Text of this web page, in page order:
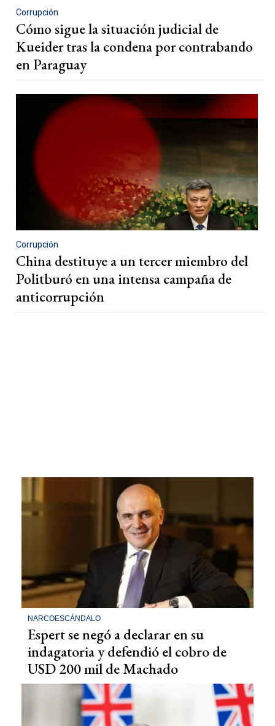
Corrupción
Cómo sigue la situación judicial de
Kueider tras la condena por contrabando
en Paraguay
Corrupción
China destituye a un tercer miembro del
Politburó en una intensa campaña de
anticorrupción
NARCOESCÁNDALO
Espert se negó a declarar en su
indagatoria y defendió el cobro de
USD 200 mil de Machado